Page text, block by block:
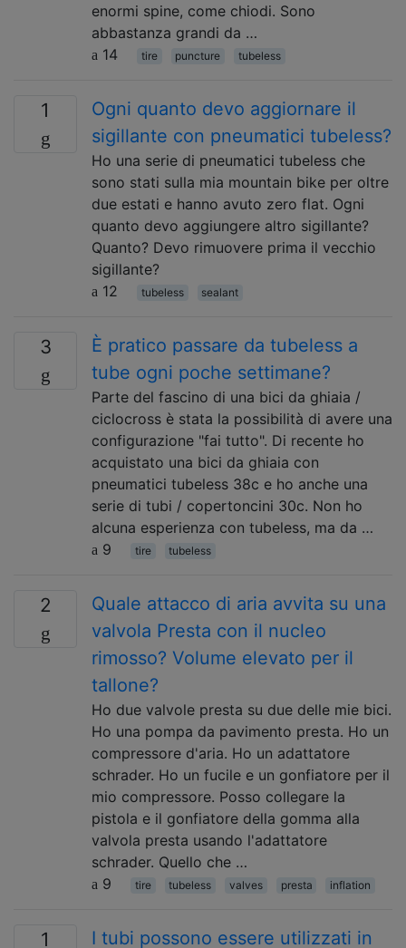
enormi spine, come chiodi. Sono
abbastanza grandi da …
14
tire puncture tubeless
1
Ogni quanto devo aggiornare il
sigillante con pneumatici tubeless?
Ho una serie di pneumatici tubeless che
sono stati sulla mia mountain bike per oltre
due estati e hanno avuto zero flat. Ogni
quanto devo aggiungere altro sigillante?
Quanto? Devo rimuovere prima il vecchio
sigillante?
12
tubeless sealant
3
È pratico passare da tubeless a
tube ogni poche settimane?
Parte del fascino di una bici da ghiaia /
ciclocross è stata la possibilità di avere una
configurazione "fai tutto". Di recente ho
acquistato una bici da ghiaia con
pneumatici tubeless 38c e ho anche una
serie di tubi / copertoncini 30c. Non ho
alcuna esperienza con tubeless, ma da …
9
tire tubeless
2
Quale attacco di aria avvita su una
valvola Presta con il nucleo
rimosso? Volume elevato per il
tallone?
Ho due valvole presta su due delle mie bici.
Ho una pompa da pavimento presta. Ho un
compressore d'aria. Ho un adattatore
schrader. Ho un fucile e un gonfiatore per il
mio compressore. Posso collegare la
pistola e il gonfiatore della gomma alla
valvola presta usando l'adattatore
schrader. Quello che …
9
tire tubeless valves presta inflation
1 I tubi possono essere utilizzati in